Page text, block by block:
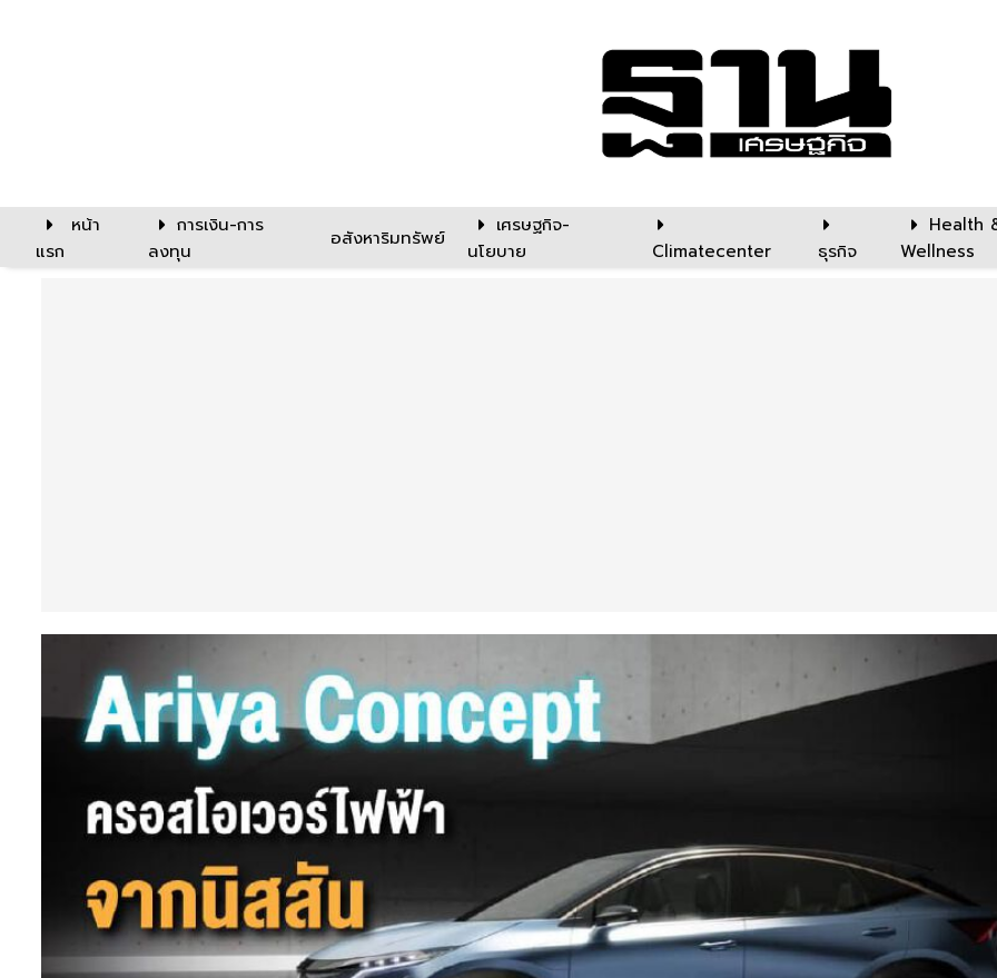
หน้า
แรก
การเงิน-การ
ลงทุน
อสังหาริมทรัพย์
เศรษฐกิจ-
นโยบาย
Climatecenter ธุรกิจ
Health
Wellness